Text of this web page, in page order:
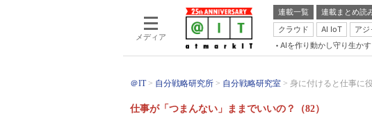
メディア
連載一覧 連載まとめ読
クラウド
AI IoT ア
AIを作り動かし守り生かす
＠IT 自分戦略研究所 自分戦略研究室 身に付けると仕事に
仕事が「つまんない」ままでいいの？（82）